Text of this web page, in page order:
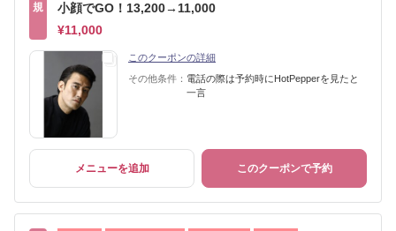
規
小顔でGO！13,200→11,000
¥11,000
このクーポンの詳細
その他条件： 電話の際は予約時にHotPepperを見たと
一言
メニューを追加 このクーポンで予約